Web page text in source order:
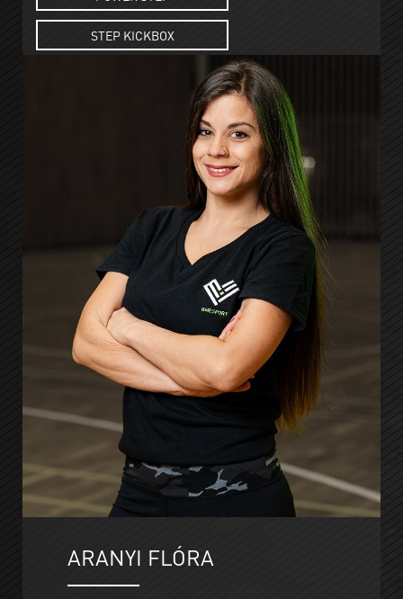
STEP KICKBOX
ARANYI FLÓRA